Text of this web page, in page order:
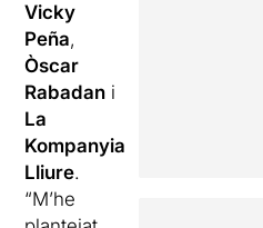
Vicky
Peña,
Òscar
Rabadan i
La
Kompanyia
Lliure.
“M’he